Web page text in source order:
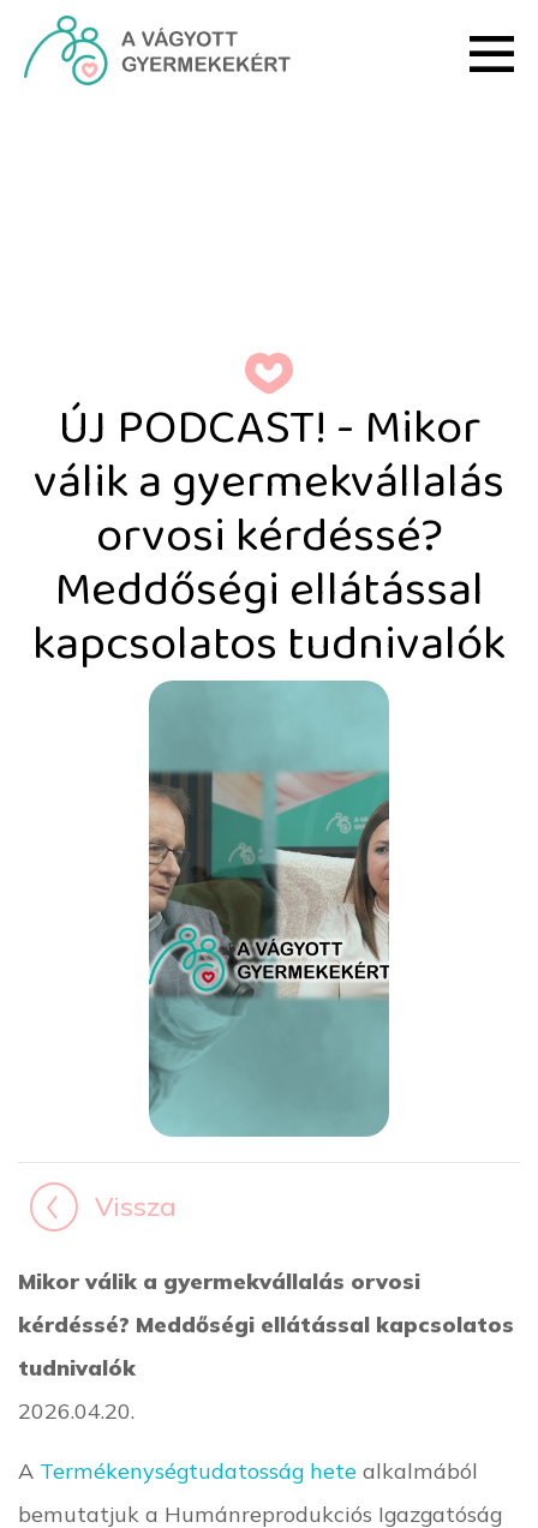
Ugrás a fő tartalomhoz
ÚJ PODCAST! - Mikor
válik a gyermekvállalás
orvosi kérdéssé?
Meddőségi ellátással
kapcsolatos tudnivalók
Vissza
Mikor válik a gyermekvállalás orvosi
kérdéssé? Meddőségi ellátással kapcsolatos
tudnivalók
2026.04.20.
A Termékenységtudatosság hete alkalmából
bemutatjuk a Humánreprodukciós Igazgatóság